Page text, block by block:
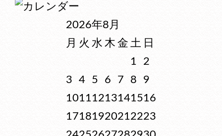
2026年8月
月 火 水 木 金 土 日
1
2
3
4 5 6 7 8
9
10111213141516
17181920212223